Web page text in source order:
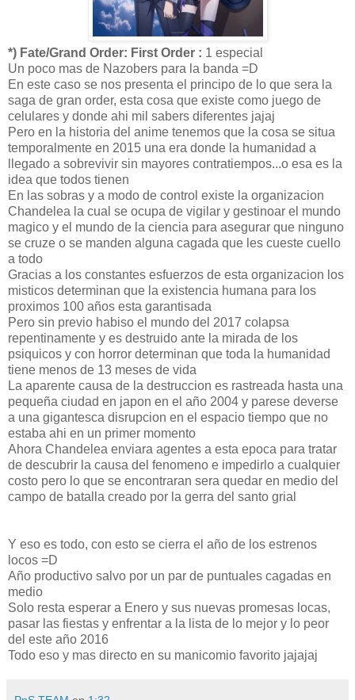
*) Fate/Grand Order: First Order : 1 especial
Un poco mas de Nazobers para la banda =D
En este caso se nos presenta el principo de lo que sera la
saga de gran order, esta cosa que existe como juego de
celulares y donde ahi mil sabers diferentes jajaj
Pero en la historia del anime tenemos que la cosa se situa
temporalmente en 2015 una era donde la humanidad a
llegado a sobrevivir sin mayores contratiempos...o esa es la
idea que todos tienen
En las sobras y a modo de control existe la organizacion
Chandelea la cual se ocupa de vigilar y gestinoar el mundo
magico y el mundo de la ciencia para asegurar que ninguno
se cruze o se manden alguna cagada que les cueste cuello
a todo
Gracias a los constantes esfuerzos de esta organizacion los
misticos determinan que la existencia humana para los
proximos 100 años esta garantisada
Pero sin previo habiso el mundo del 2017 colapsa
repentinamente y es destruido ante la mirada de los
psiquicos y con horror determinan que toda la humanidad
tiene menos de 13 meses de vida
La aparente causa de la destruccion es rastreada hasta una
pequeña ciudad en japon en el año 2004 y parese deverse
a una gigantesca disrupcion en el espacio tiempo que no
estaba ahi en un primer momento
Ahora Chandelea enviara agentes a esta epoca para tratar
de descubrir la causa del fenomeno e impedirlo a cualquier
costo pero lo que se encontraran sera quedar en medio del
campo de batalla creado por la gerra del santo grial
Y eso es todo, con esto se cierra el año de los estrenos
locos =D
Año productivo salvo por un par de puntuales cagadas en
medio
Solo resta esperar a Enero y sus nuevas promesas locas,
pasar las fiestas y enfrentar a la lista de lo mejor y lo peor
del este año 2016
Todo eso y mas directo en su manicomio favorito jajajaj